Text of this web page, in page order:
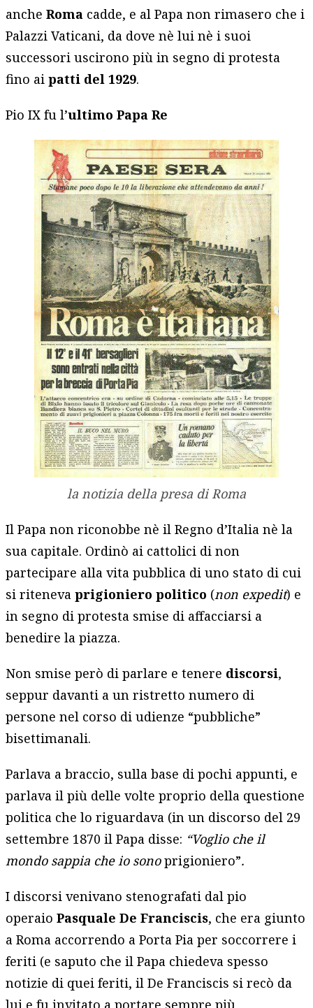
ancheRoma cadde, e al Papa non rimasero che i
Palazzi Vaticani, da dove nè lui nè i suoi
successori uscirono più in segno di protesta
fino aipatti del 1929.
Pio IX fu l’ultimo Papa Re
la notizia della presa di Roma
Il Papa non riconobbe nè il Regno d’Italia nè la
sua capitale. Ordinò ai cattolici di non
partecipare alla vita pubblica di uno stato di cui
si ritenevaprigioniero politico (non expedit) e
in segno di protesta smise di affacciarsi a
benedire la piazza.
Non smise però di parlare e tenere discorsi,
seppur davanti a un ristretto numero di
persone nel corso di udienze “pubbliche”
bisettimanali.
Parlava a braccio, sulla base di pochi appunti, e
parlava il più delle volte proprio della questione
politica che lo riguardava (in un discorso del 29
settembre 1870 il Papa disse: “Voglio che il
mondo sappia che io sonoprigioniero”.
I discorsi venivano stenografati dal pio
operaioPasquale De Franciscis, che era giunto
a Roma accorrendo a Porta Pia per soccorrere i
feriti (e saputo che il Papa chiedeva spesso
notizie di quei feriti, il De Franciscis si recò da
lui e fu invitato a portare sempre più